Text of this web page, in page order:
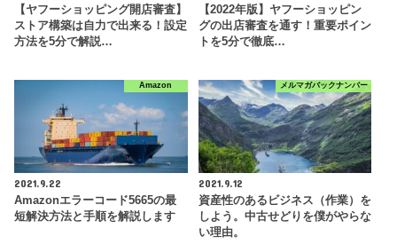
【ヤフーショッピング開店審査】
ストア構築は自力で出来る！設定
方法を5分で解説…
【2022年版】ヤフーショッピン
グの出店審査を通す！重要ポイン
トを5分で徹底…
Amazon
2021.9.22
Amazonエラーコード5665の最
短解決方法と手順を解説します
メルマガバックナンバー
2021.9.12
資産性のあるビジネス（作業）を
しよう。中古せどりを僕がやらな
い理由。